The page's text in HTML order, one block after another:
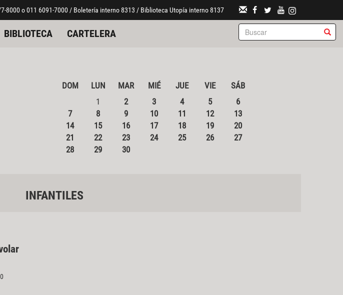
8000 o 011 6091-7000 / Boletería interno 8313 / Biblioteca Utopía interno 8137
BIBLIOTECA CARTELERA
DOM LUN MAR MIÉ JUE VIE
SÁB
1
2 3 4 5
6
7
8 9 10 11 12
13
14
15 16 17 18 19
20
21
22 23 24 25 26
27
28
29 30
INFANTILES